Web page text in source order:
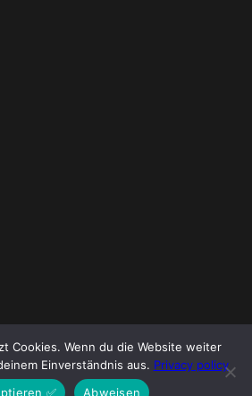
professioneller Umzugspartner in Berlin,
Cookies. Wenn du die Website weiter
Einverständnis aus. Privacy policy
✅
Abweisen